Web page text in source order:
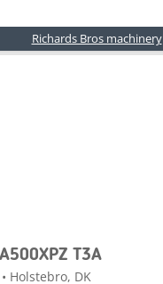
Richards Bros machinery
T3A
Holstebro, DK